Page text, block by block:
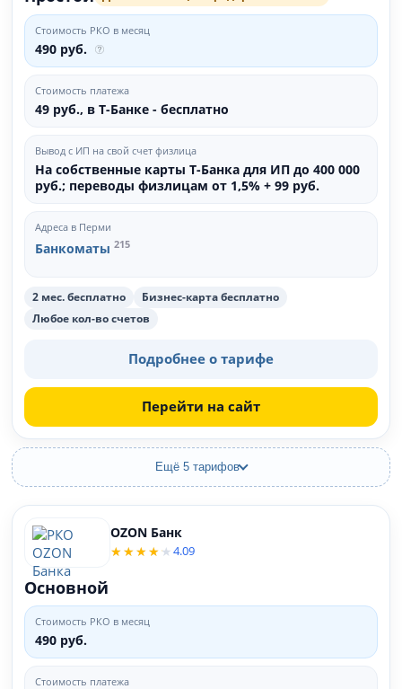
Стоимость РКО в месяц
490 руб.
Стоимость платежа
49 руб., в Т‑Банке - бесплатно
Вывод с ИП на свой счет физлица
На собственные карты Т‑Банка для ИП до 400 000
руб.; переводы физлицам от 1,5% + 99 руб.
Адреса в Перми
Банкоматы215
2 мес. бесплатно
Бизнес-карта бесплатно
Любое кол-во счетов
Подробнее о тарифе
Перейти на сайт
Ещё 5 тарифов
OZON Банк
4.09
Основной
Стоимость РКО в месяц
490 руб.
Стоимость платежа